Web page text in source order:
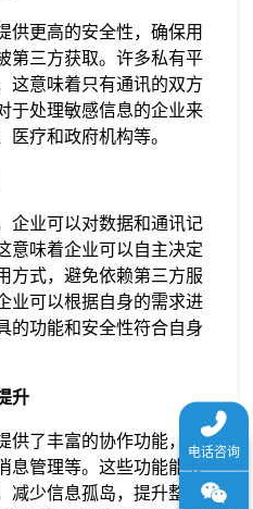
供更高的安全性，确保用
第三方获取。许多私有平
这意味着只有通讯的双方
于处理敏感信息的企业来
医疗和政府机构等。
企业可以对数据和通讯记
意味着企业可以自主决定
方式，避免依赖第三方服
业可以根据自身的需求进
的功能和安全性符合自身
升
供了丰富的协作功能，如
息管理等。这些功能能够
减少信息孤岛，提升整体